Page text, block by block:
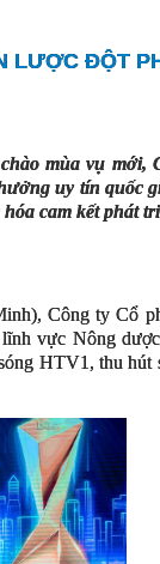
LƯỢC ĐỘT
mùa vụ mới,
uy tín quốc
cam kết phát
Công ty Cổ
lĩnh vực Nông
HTV1, thu hút